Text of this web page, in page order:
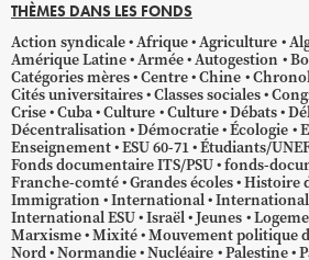
THÈMES DANS LES FONDS
Action syndicale Afrique Agriculture
Amérique Latine Armée Autogestion
Catégories mères Centre Chine
Cités universitaires Classes sociales
Crise Cuba Culture Culture Débats
Décentralisation Démocratie Écologie
Enseignement ESU 60-71 Étudiants/
Fonds documentaire ITS/PSU fonds-
Franche-comté Grandes écoles Histoire
Immigration International
International ESU Israël Jeunes
Marxisme Mixité Mouvement politique
Nord Normandie Nucléaire Palestine